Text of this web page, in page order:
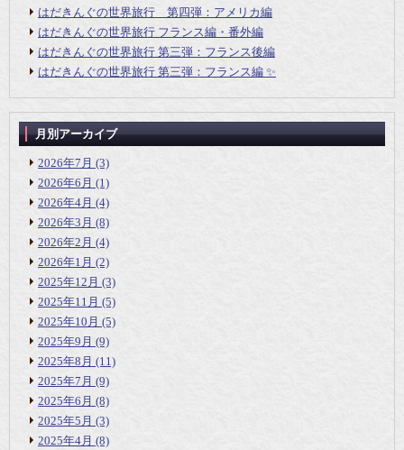
はだきんぐの世界旅行 第四弾：アメリカ編
はだきんぐの世界旅行 フランス編・番外編
はだきんぐの世界旅行 第三弾：フランス後編
はだきんぐの世界旅行 第三弾：フランス編 ✨
月別アーカイブ
2026年7月 (3)
2026年6月 (1)
2026年4月 (4)
2026年3月 (8)
2026年2月 (4)
2026年1月 (2)
2025年12月 (3)
2025年11月 (5)
2025年10月 (5)
2025年9月 (9)
2025年8月 (11)
2025年7月 (9)
2025年6月 (8)
2025年5月 (3)
2025年4月 (8)